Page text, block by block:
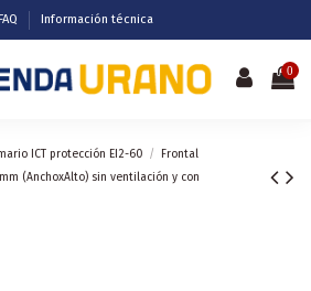
FAQ Información técnica
0
ICT protección EI2-60
Frontal
(AnchoxAlto) sin ventilación y con